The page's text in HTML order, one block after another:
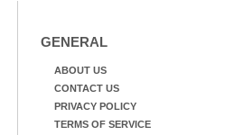
പങ്കെടുത്തുകൊണ്ട്
മുൻ മന്ത്രി എസ്. ശർമ്മ
GENERAL
ABOUT US
CONTACT US
PRIVACY POLICY
TERMS OF SERVICE